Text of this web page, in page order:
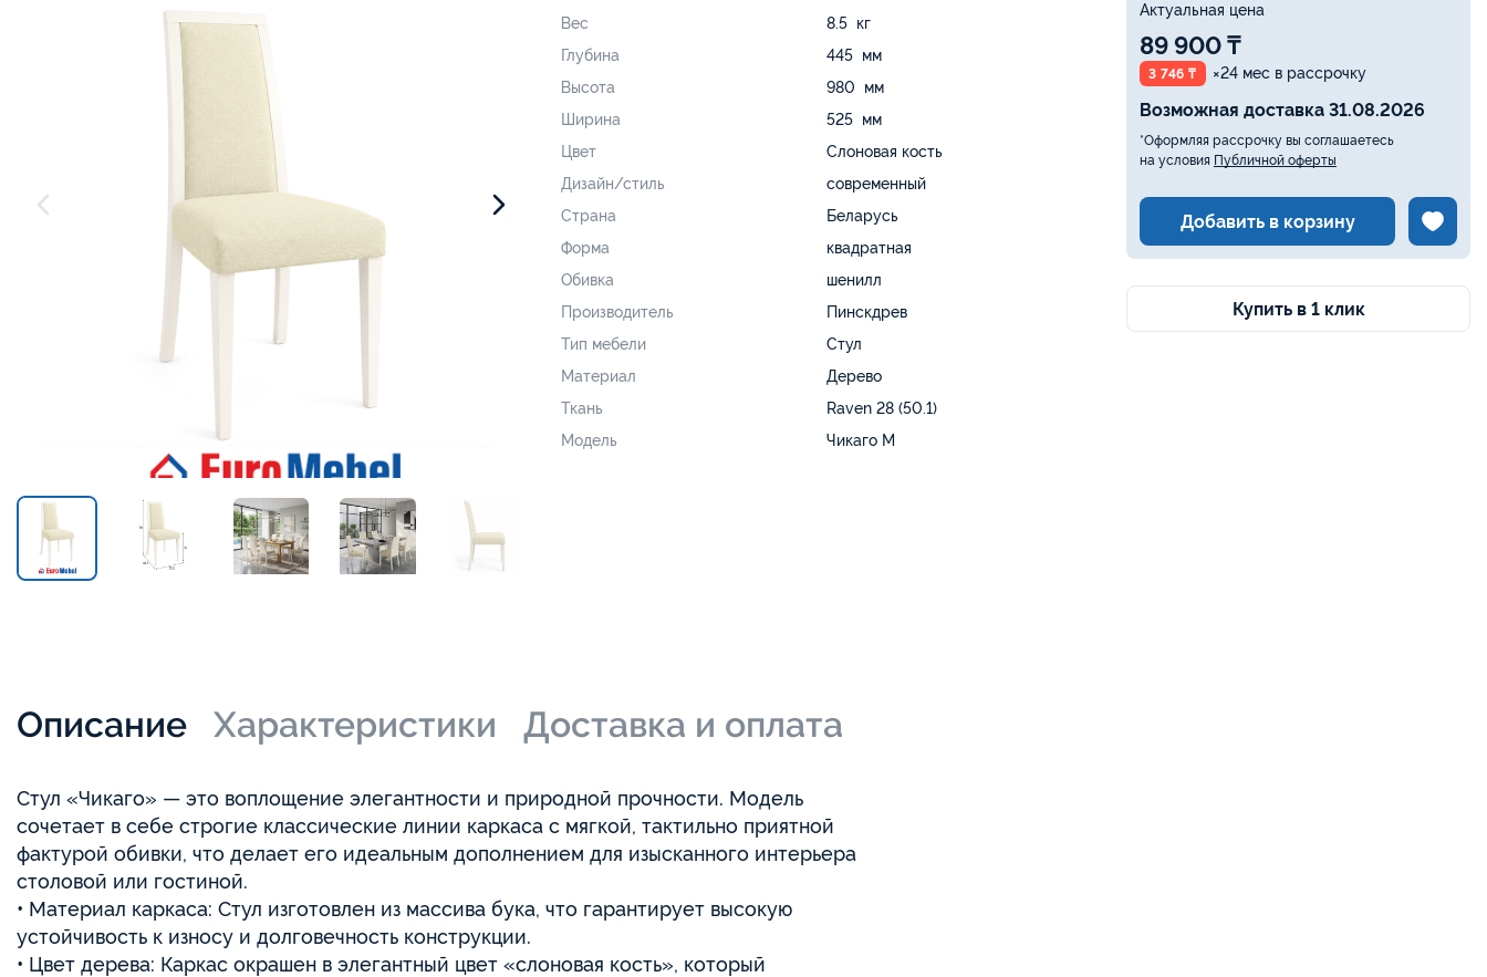
Вес
8.5 кг
Глубина
445 мм
Высота
980 мм
Ширина
525 мм
Цвет
Слоновая кость
Дизайн/стиль
современный
Страна
Беларусь
Форма
квадратная
Обивка
шенилл
Производитель
Пинскдрев
Тип мебели
Стул
Материал
Дерево
Ткань
Raven 28 (50.1)
Модель
Чикаго М
Актуальная цена
89 900 ₸
3 746 ₸ ×24 мес в рассрочку
Возможная доставка 31.08.2026
*Оформляя рассрочку вы соглашаетесь
на условия Публичной оферты
Добавить в корзину
Купить в 1 клик
Описание Характеристики Доставка и оплата
Стул «Чикаго» — это воплощение элегантности и природной прочности. Модель
сочетает в себе строгие классические линии каркаса с мягкой, тактильно приятной
фактурой обивки, что делает его идеальным дополнением для изысканного интерьера
столовой или гостиной.
• Материал каркаса: Стул изготовлен из массива бука, что гарантирует высокую
устойчивость к износу и долговечность конструкции.
• Цвет дерева: Каркас окрашен в элегантный цвет «слоновая кость», который